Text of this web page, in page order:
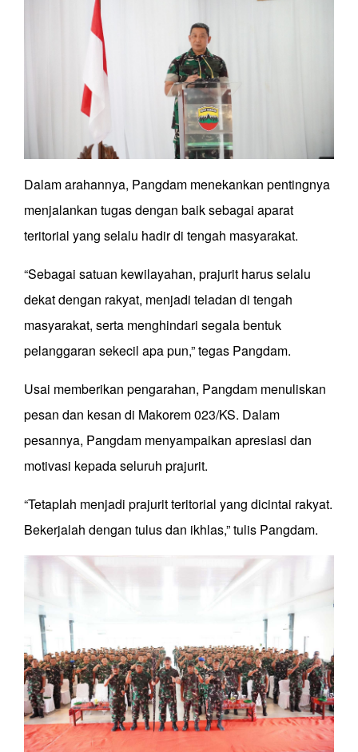
Dalam arahannya, Pangdam menekankan pentingnya
menjalankan tugas dengan baik sebagai aparat
teritorial yang selalu hadir di tengah masyarakat.
“Sebagai satuan kewilayahan, prajurit harus selalu
dekat dengan rakyat, menjadi teladan di tengah
masyarakat, serta menghindari segala bentuk
pelanggaran sekecil apa pun,” tegas Pangdam.
Usai memberikan pengarahan, Pangdam menuliskan
pesan dan kesan di Makorem 023/KS. Dalam
pesannya, Pangdam menyampaikan apresiasi dan
motivasi kepada seluruh prajurit.
“Tetaplah menjadi prajurit teritorial yang dicintai rakyat.
Bekerjalah dengan tulus dan ikhlas,” tulis Pangdam.